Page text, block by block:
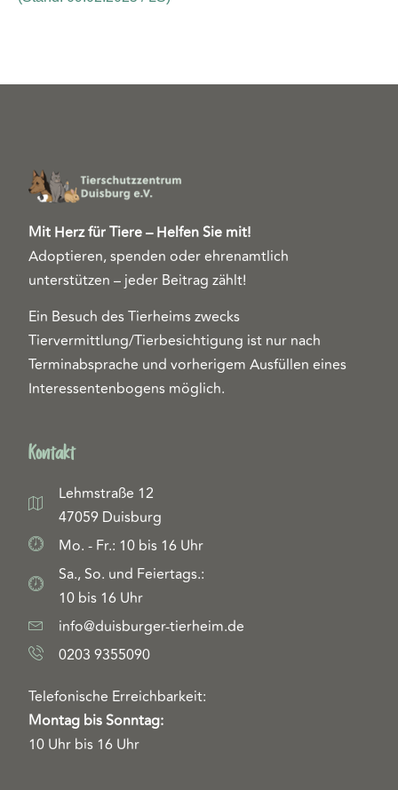
Mit Herz für Tiere – Helfen Sie mit!
Adoptieren, spenden oder ehrenamtlich
unterstützen – jeder Beitrag zählt!
Ein Besuch des Tierheims zwecks
Tiervermittlung/Tierbesichtigung ist nur nach
Terminabsprache und vorherigem Ausfüllen eines
Interessentenbogens möglich.
Kontakt
Lehmstraße 12
47059 Duisburg
Mo. - Fr.: 10 bis 16 Uhr
Sa., So. und Feiertags.:
10 bis 16 Uhr
info@duisburger-tierheim.de
0203 9355090
Telefonische Erreichbarkeit:
Montag bis Sonntag:
10 Uhr bis 16 Uhr